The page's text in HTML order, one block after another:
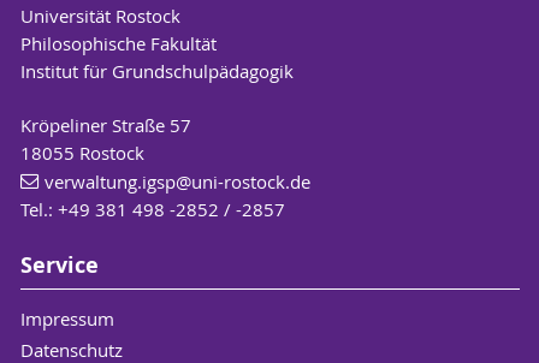
Universität Rostock
Philosophische Fakultät
Institut für Grundschulpädagogik
Kröpeliner Straße 57
18055 Rostock
verwaltung.igsp@uni-rostock.de
Tel.: +49 381 498 -2852 / -2857
Service
Impressum
Datenschutz